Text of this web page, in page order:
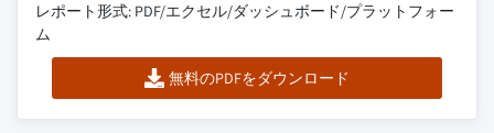
レポート形式: PDF/エクセル/ダッシュボード/プラットフォー
ム
無料のPDFをダウンロード